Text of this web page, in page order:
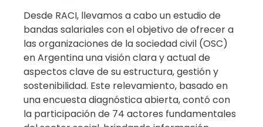
Desde RACI, llevamos a cabo un estudio de
bandas salariales con el objetivo de ofrecer a
las organizaciones de la sociedad civil (OSC)
en Argentina una visión clara y actual de
aspectos clave de su estructura, gestión y
sostenibilidad. Este relevamiento, basado en
una encuesta diagnóstica abierta, contó con
la participación de 74 actores fundamentales